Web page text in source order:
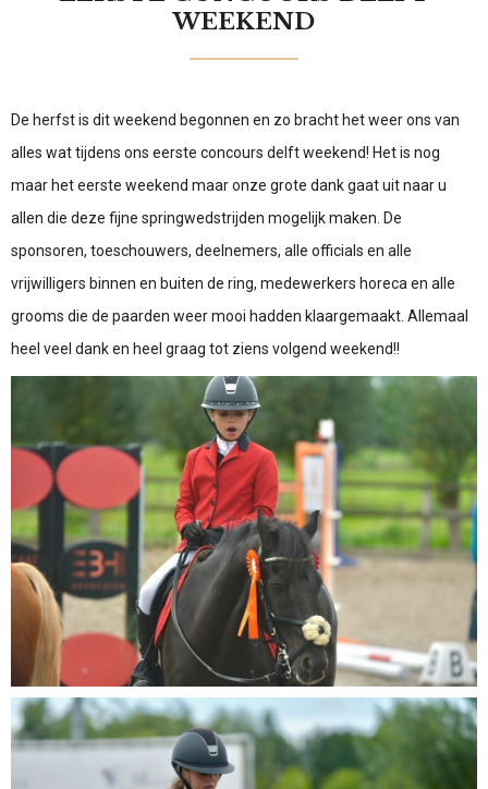
WEEKEND
De herfst is dit weekend begonnen en zo bracht het weer ons van
alles wat tijdens ons eerste concours delft weekend! Het is nog
maar het eerste weekend maar onze grote dank gaat uit naar u
allen die deze fijne springwedstrijden mogelijk maken. De
sponsoren, toeschouwers, deelnemers, alle officials en alle
vrijwilligers binnen en buiten de ring, medewerkers horeca en alle
grooms die de paarden weer mooi hadden klaargemaakt. Allemaal
heel veel dank en heel graag tot ziens volgend weekend!!